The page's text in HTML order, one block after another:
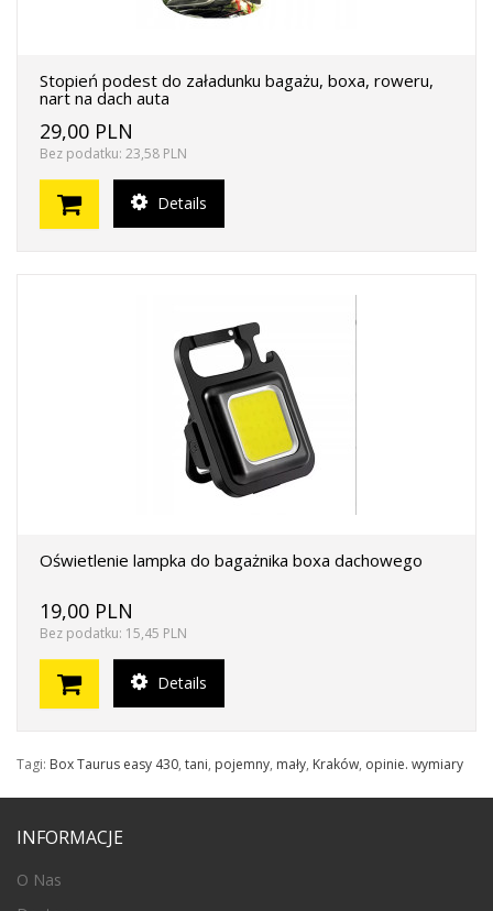
Stopień podest do załadunku bagażu, boxa, roweru,
nart na dach auta
29,00 PLN
Bez podatku: 23,58 PLN
Details
Oświetlenie lampka do bagażnika boxa dachowego
19,00 PLN
Bez podatku: 15,45 PLN
Details
Tagi: Box Taurus easy 430, tani, pojemny, mały, Kraków, opinie. wymiary
INFORMACJE
O Nas